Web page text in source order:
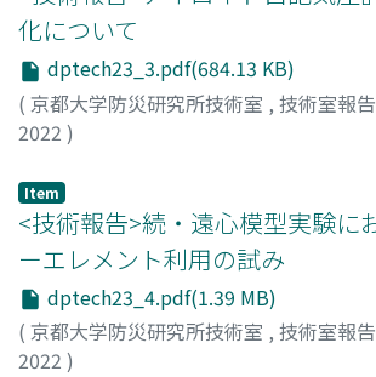
化について
dptech23_3.pdf(684.13 KB)
( 京都大学防災研究所技術室 , 技術室報告
2022 )
Item
<技術報告>続・遠心模型実験に
ーエレメント利用の試み
dptech23_4.pdf(1.39 MB)
( 京都大学防災研究所技術室 , 技術室報告
2022 )